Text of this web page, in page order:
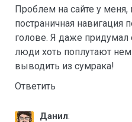
Проблем на сайте у меня,
постраничная навигация
голове. Я даже придумал
люди хоть поплутают
выводить из сумрака!
Ответить
Данил: